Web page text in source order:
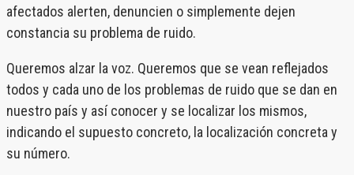
afectados alerten, denuncien o simplemente dejen
constancia su problema de ruido.
Queremos alzar la voz. Queremos que se vean reflejados
todos y cada uno de los problemas de ruido que se dan en
nuestro país y así conocer y se localizar los mismos,
indicando el supuesto concreto, la localización concreta y
su número.